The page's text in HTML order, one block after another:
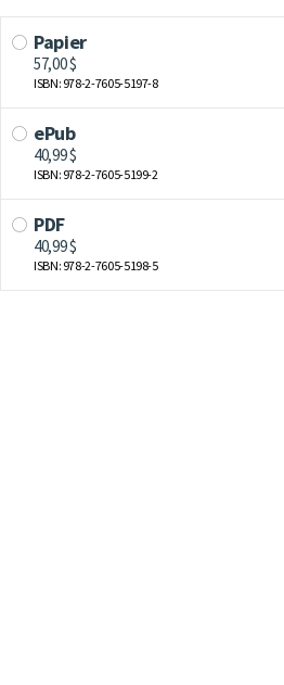
Papier
57,00 $
ISBN: 978-2-7605-5197-8
ePub
40,99 $
ISBN: 978-2-7605-5199-2
PDF
40,99 $
ISBN: 978-2-7605-5198-5